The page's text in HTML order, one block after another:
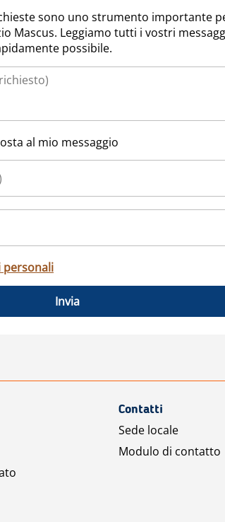
sono uno strumento importante
Mascus. Leggiamo tutti i vostri
possibile.
al mio messaggio
Invia
Contatti
Sede locale
Modulo di contatto